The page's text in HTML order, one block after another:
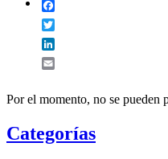
Por el momento, no se pueden
Categorías